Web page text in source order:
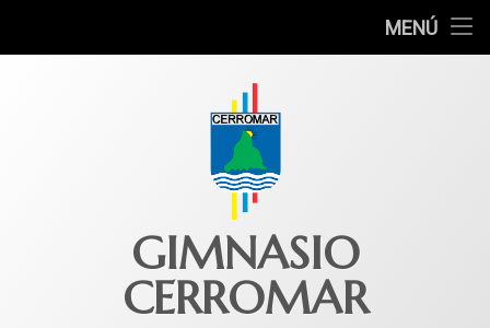
MENÚ
GIMNASIO
CERROMAR